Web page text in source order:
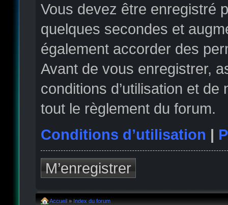
Vous devez être enregistré
quelques secondes et
également accorder des
Avant de vous enregistrer,
conditions d’utilisation et
tout le règlement du forum.
Conditions d’utilisation |
M’enregistrer
Accueil » Index du forum